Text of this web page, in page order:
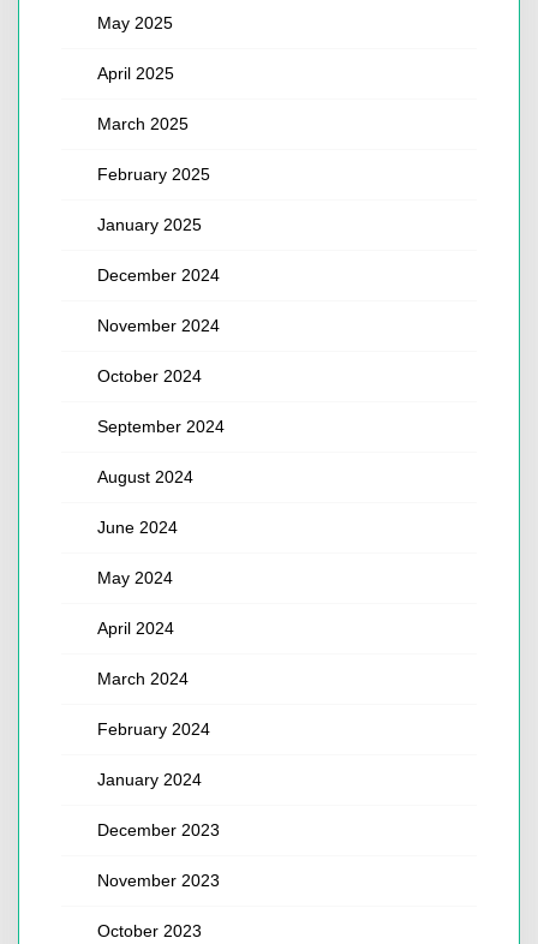
May 2025
April 2025
March 2025
February 2025
January 2025
December 2024
November 2024
October 2024
September 2024
August 2024
June 2024
May 2024
April 2024
March 2024
February 2024
January 2024
December 2023
November 2023
October 2023